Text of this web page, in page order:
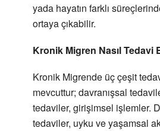
yada hayatın farklı
ortaya çıkabilir.
Kronik Migren Nasıl Tedavi
Kronik Migrende üç çeşit
mevcuttur; davranışsal
tedaviler, girişimsel işlemler.
tedaviler, uyku ve yaşamsal